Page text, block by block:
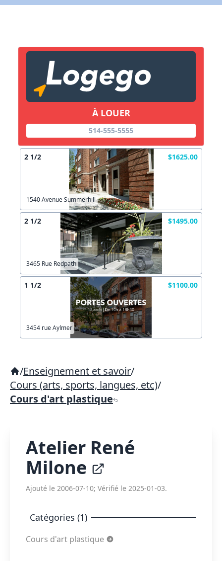
À LOUER
514-555-5555
2 1/2 $1625.00
1540 Avenue Summerhill
2 1/2 $1495.00
3465 Rue Redpath
1 1/2 $1100.00
3454 rue Aylmer
/Enseignement et savoir/
Cours (arts, sports, langues, etc)/
Cours d'art plastique
Atelier René
Milone
Ajouté le 2006-07-10; Vérifié le 2025-01-03.
Catégories (1)
Cours d'art plastique
Copier lien
X Fermer Envoyez